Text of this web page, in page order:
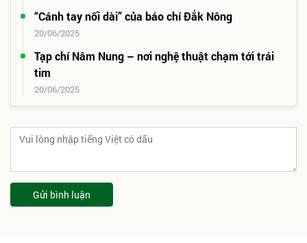
“Cánh tay nối dài” của báo chí Đắk Nông
20/06/2025
Tạp chí Nâm Nung – nơi nghệ thuật chạm tới trái
tim
20/06/2025
Gửi bình luận